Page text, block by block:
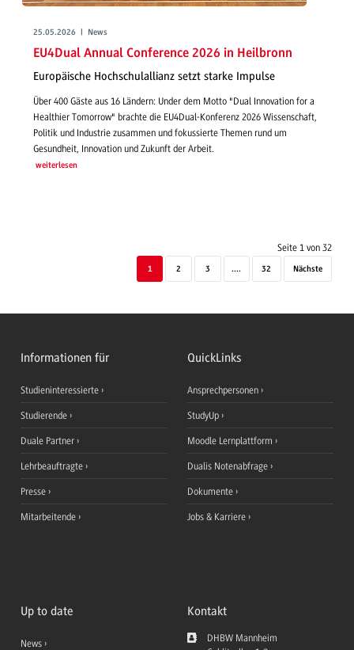
25.05.2026 | News
EU4Dual Annual Conference 2026 in Heilbronn
Europäische Hochschulallianz setzt starke Impulse
Über 400 Gäste aus 16 Ländern: Under dem Motto "Dual Innovation for a
Healthier Tomorrow" brachte die EU4Dual-Konferenz 2026 Wissenschaft,
Politik und Industrie zusammen und fokussierte Themen rund um
Gesundheit, Innovation und Zukunft der Arbeit.
weiterlesen
Seite 1 von 32
1 2 3 .... 32 Nächste
Informationen für
Studieninteressierte
Studierende
Duale Partner
Lehrbeauftragte
Presse
Mitarbeitende
QuickLinks
Ansprechpersonen
StudyUp
Moodle Lernplattform
Dualis Notenabfrage
Dokumente
Jobs & Karriere
Up to date
News
Kontakt
DHBW Mannheim